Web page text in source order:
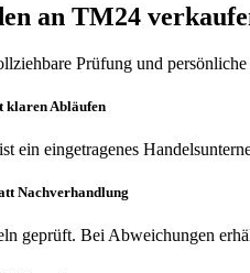
an TM24
Prüfung und
klaren Abläufen
ein eingetragenes
Nachverhandlung
geprüft. Bei Abweichungen